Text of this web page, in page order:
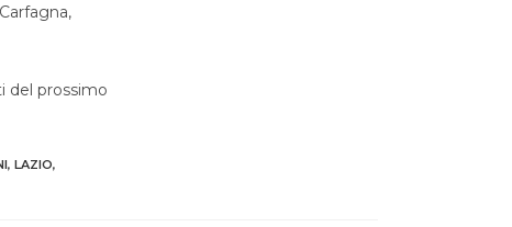
del prossimo
, LAZIO,